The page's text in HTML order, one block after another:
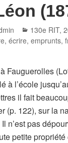
Categories
130e RIT,
,écrire,emprunts,
Fauguerolles
à l’école
il fait
(p. 122), sur la
n’est pas
petite